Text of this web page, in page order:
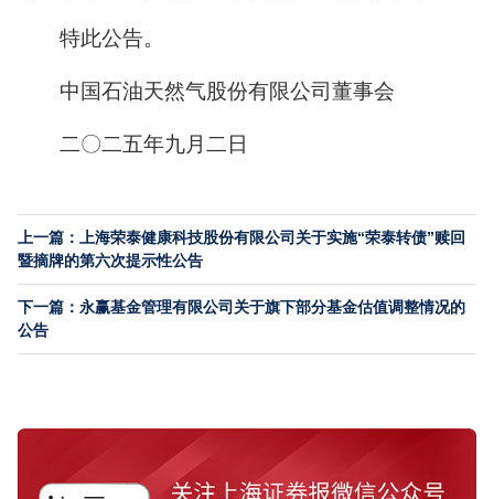
特此公告。
中国石油天然气股份有限公司董事会
二〇二五年九月二日
上一篇：上海荣泰健康科技股份有限公司关于实施“荣泰转债”赎回
暨摘牌的第六次提示性公告
下一篇：永赢基金管理有限公司关于旗下部分基金估值调整情况的
公告